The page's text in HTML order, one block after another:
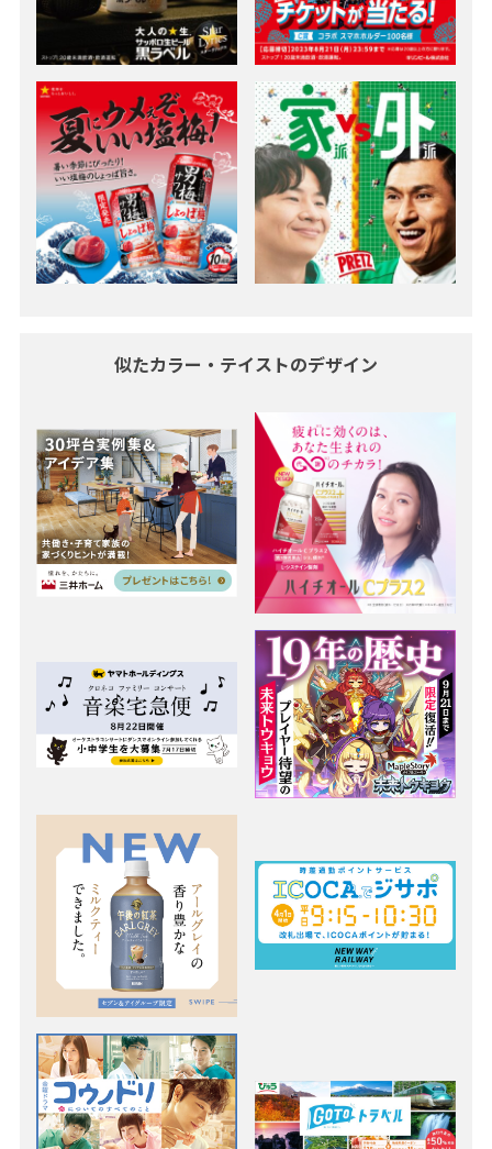
似たカラー・テイストのデザイン